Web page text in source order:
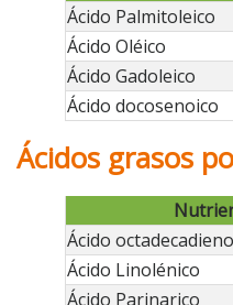
Ácido Palmitoleico
Ácido Oléico
Ácido Gadoleico
Ácido docosenoico
Ácidos grasos
Ácido
Ácido Linolénico
Ácido Parinarico